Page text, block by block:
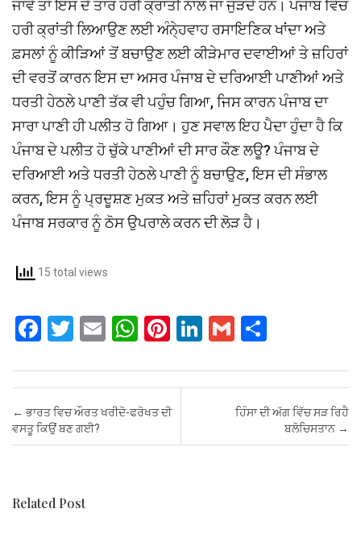
ਜਾਵੇ ਤਾਂ ਇਸ ਦੇ ਤਾਰ ਹਰੀ ਕ੍ਰਾਂਤੀ ਨਾਲ ਜਾ ਜੁੜਦੇ ਹਨ। ਪੰਜਾਬ ਵਿੱਚ
ਹਰੀ ਕ੍ਰਾਂਤੀ ਲਿਆਉਣ ਲਈ ਅੰਨੇ੍ਹਵਾਹ ਰਸਾਇਣਿਕ ਖਾਂਦਾ ਅਤੇ
ਫ਼ਸਲਾਂ ਨੂੰ ਕੀੜਿਆਂ ਤੋਂ ਬਚਾਉਣ ਲਈ ਕੀੜੇਮਾਰ ਦਵਾਈਆਂ ਤੇ ਜ਼ਹਿਰਾਂ
ਦੀ ਵਰਤੋਂ ਕਾਰਨ ਇਸ ਦਾ ਅਸਰ ਪੰਜਾਬ ਦੇ ਦਰਿਆਈ ਪਾਣੀਆਂ ਅਤੇ
ਧਰਤੀ ਹੇਠਲੇ ਪਾਣੀ ਤੱਕ ਵੀ ਪਹੁੰਚ ਗਿਆ, ਜਿਸ ਕਾਰਨ ਪੰਜਾਬ ਦਾ
ਸਾਰਾ ਪਾਣੀ ਹੀ ਪਲੀਤ ਹੋ ਗਿਆ। ਹੁਣ ਸਵਾਲ ਇਹ ਪੈਦਾ ਹੁੰਦਾ ਹੈ ਕਿ
ਪੰਜਾਬ ਦੇ ਪਲੀਤ ਹੋ ਚੁੱਕੇ ਪਾਣੀਆਂ ਦੀ ਸਾਰ ਕੌਣ ਲਊ? ਪੰਜਾਬ ਦੇ
ਦਰਿਆਈ ਅਤੇ ਧਰਤੀ ਹੇਠਲੇ ਪਾਣੀ ਨੂੰ ਬਚਾਉਣ, ਇਸ ਦੀ ਸੰਭਾਲ
ਕਰਨ, ਇਸ ਨੂੰ ਪ੍ਰਦੂਸ਼ਣ ਮੁਕਤ ਅਤੇ ਜ਼ਹਿਰਾਂ ਮੁਕਤ ਕਰਨ ਲਈ
ਪੰਜਾਬ ਸਰਕਾਰ ਨੂੰ ਠੋਸ ਉਪਰਾਲੇ ਕਰਨ ਦੀ ਲੋੜ ਹੈ।
15 total views
F
ce
b
o
T
tt
er
E
ail
W
at
s
Pi
er
es
Li
ke
G
ail ar
e
Post navigation
← ਭਾਰਤ ਵਿਚ ਔਰਤ ਖਰੀਦੋ-ਫਰੋਖਤ ਦੀ
ਵਸਤੂ ਕਿਉਂ ਬਣ ਗਈ?
ਹਿੰਸਾ ਦੀ ਅੱਗ ਵਿੱਚ ਸੜ ਰਿਹੈ
ਬਲੋਚਿਸਤਾਨ →
Related Post